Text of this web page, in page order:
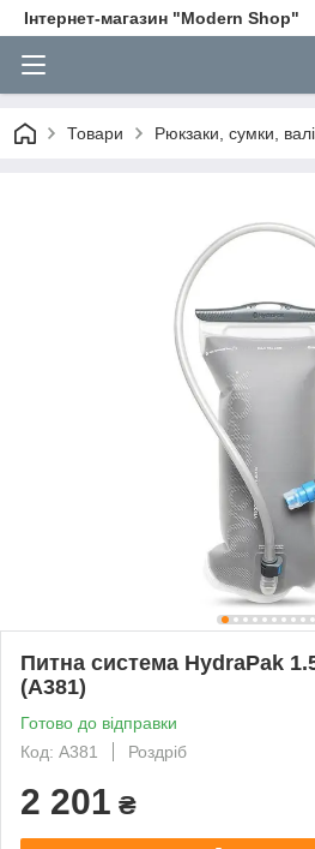
Інтернет-магазин "Modern Shop"
Товари Рюкзаки, сумки,
Питна система HydraPak
(A381)
Готово до відправки
Код: A381
Роздріб
2 201 ₴